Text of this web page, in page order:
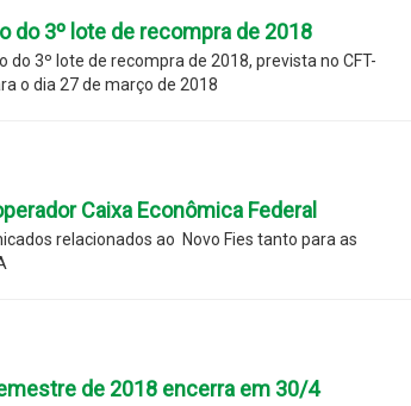
do 3º lote de recompra de 2018
3º lote de recompra de 2018, prevista no CFT-
o dia 27 de março de 2018
Caixa Econômica Federal
relacionados ao Novo Fies tanto para as
de 2018 encerra em 30/4